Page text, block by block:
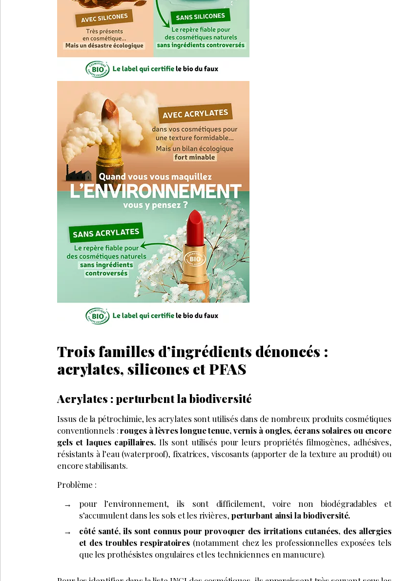
Trois familles d’ingrédients dénoncés :
acrylates, silicones et PFAS
Acrylates : perturbent la biodiversité
Issus de la pétrochimie, les acrylates sont utilisés dans de nombreux produits cosmétiques
conventionnels :rouges à lèvres longue tenue, vernis à ongles, écrans solaires ou encore
gels et laques capillaires. Ils sont utilisés pour leurs propriétés filmogènes, adhésives,
résistants à l’eau (waterproof), fixatrices, viscosants (apporter de la texture au produit) ou
encore stabilisants.
Problème :
pour l’environnement, ils sont difficilement, voire non biodégradables et
s’accumulent dans les sols et les rivières, perturbant ainsi la biodiversité.
côté santé, ils sont connus pour provoquer des irritations cutanées, des allergies
et des troubles respiratoires (notamment chez les professionnelles exposées tels
que les prothésistes ongulaires et les techniciennes en manucure).